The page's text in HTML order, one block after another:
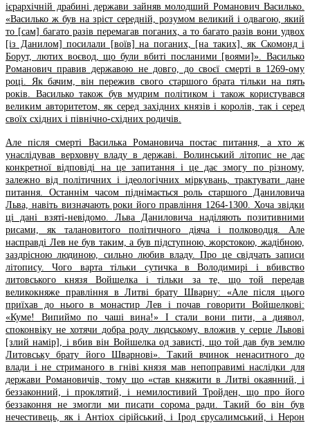
ієрархічній драбині держави зайняв молодший Романович Василько.
«Василько ж був на зріст середній, розумом великий і одвагою, який
то [сам] багато разів перемагав поганих, а то багато разів вони удвох
[із Данилом] посилали [воїв] на поганих, [на таких], як Скомонд і
Борут, лютих воєвод, що були вбиті посланими [воями]». Василько
Романович правив державою не довго, до своєї смерті в 1269-ому
році. Як бачим, він пережив свого старшого брата тільки на пять
років. Василько також був мудрим політиком і також користувався
великим авторитетом, як серед західних князів і королів, так і серед
своїх східних і північно-східних родичів.
Але після смерті Василька Романовича постає питання, а хто ж
унаслідував верховну владу в державі. Волинський літопис не дає
конкретної відповіді на це запитання і це дає змогу по різному,
залежно від політичних і ідеологічних міркувань, трактувати дане
питання. Останнім часом піднімається роль старшого Даниловича
Льва, навіть визначають роки його правління 1264-1300. Хоча звідки
ці дані взяті-невідомо. Льва Даниловича наділяють позитивними
рисами, як талановитого політичного діяча і полководця. Але
насправді Лев не був таким, а був підступною, жорстокою, жадібною,
заздрісною людиною, сильно любив владу. Про це свідчать записи
літопису. Чого варта тільки сутичка в Володимирі і вбивство
литовського князя Войшелка і тільки за те, що той передав
великокняже правління в Литві брату Шварну: «Але після цього
приїхав до нього в монастир Лев і почав говорити Войшелкові:
«Куме! Випиймо по чаші вина!» І стали вони пити, а диявол,
споконвіку не хотячи добра роду людському, вложив у серце Львові
[злий намір], і вбив він Войшелка од зависті, що той дав був землю
Литовську брату його Шварнові». Такий вчинок ненаситного до
влади і не стриманого в гніві князя мав непоправимі наслідки для
держави Романовичів, тому що «став княжити в Литві окаянний, і
беззаконний, і проклятий, i немилостивий Тройден, що про його
беззаконня не змогли ми писати сорома ради. Такий бо він був
нечестивець, як і Антіох сірійський, і Ірод єрусалимський, і Нерон